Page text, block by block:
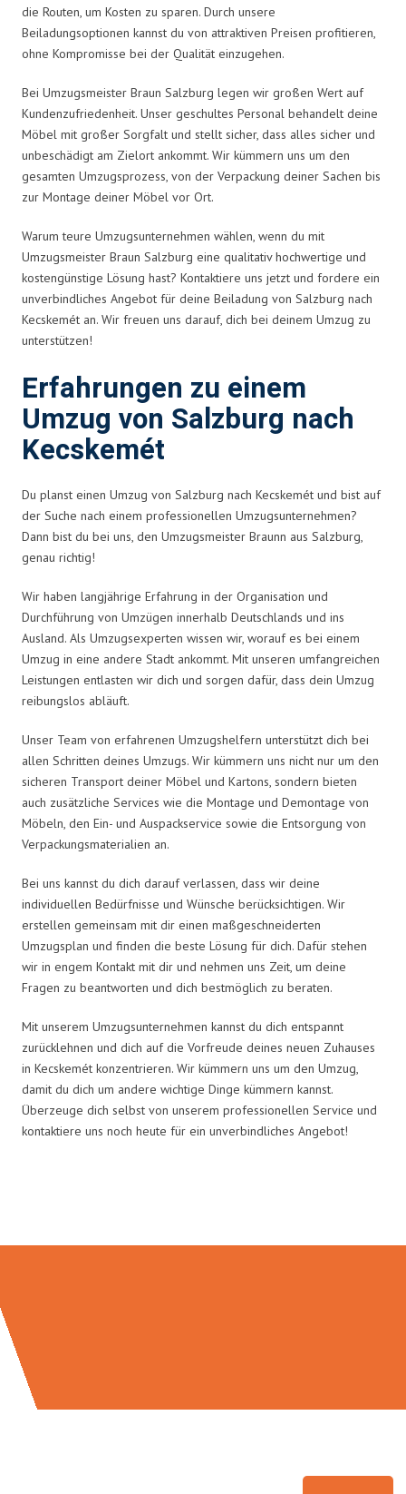
die Routen, um Kosten zu sparen. Durch unsere
Beiladungsoptionen kannst du von attraktiven Preisen profitieren,
ohne Kompromisse bei der Qualität einzugehen.
Bei Umzugsmeister Braun Salzburg legen wir großen Wert auf
Kundenzufriedenheit. Unser geschultes Personal behandelt deine
Möbel mit großer Sorgfalt und stellt sicher, dass alles sicher und
unbeschädigt am Zielort ankommt. Wir kümmern uns um den
gesamten Umzugsprozess, von der Verpackung deiner Sachen bis
zur Montage deiner Möbel vor Ort.
Warum teure Umzugsunternehmen wählen, wenn du mit
Umzugsmeister Braun Salzburg eine qualitativ hochwertige und
kostengünstige Lösung hast? Kontaktiere uns jetzt und fordere ein
unverbindliches Angebot für deine Beiladung von Salzburg nach
Kecskemét an. Wir freuen uns darauf, dich bei deinem Umzug zu
unterstützen!
Erfahrungen zu einem
Umzug von Salzburg nach
Kecskemét
Du planst einen Umzug von Salzburg nach Kecskemét und bist auf
der Suche nach einem professionellen Umzugsunternehmen?
Dann bist du bei uns, den Umzugsmeister Braunn aus Salzburg,
genau richtig!
Wir haben langjährige Erfahrung in der Organisation und
Durchführung von Umzügen innerhalb Deutschlands und ins
Ausland. Als Umzugsexperten wissen wir, worauf es bei einem
Umzug in eine andere Stadt ankommt. Mit unseren umfangreichen
Leistungen entlasten wir dich und sorgen dafür, dass dein Umzug
reibungslos abläuft.
Unser Team von erfahrenen Umzugshelfern unterstützt dich bei
allen Schritten deines Umzugs. Wir kümmern uns nicht nur um den
sicheren Transport deiner Möbel und Kartons, sondern bieten
auch zusätzliche Services wie die Montage und Demontage von
Möbeln, den Ein- und Auspackservice sowie die Entsorgung von
Verpackungsmaterialien an.
Bei uns kannst du dich darauf verlassen, dass wir deine
individuellen Bedürfnisse und Wünsche berücksichtigen. Wir
erstellen gemeinsam mit dir einen maßgeschneiderten
Umzugsplan und finden die beste Lösung für dich. Dafür stehen
wir in engem Kontakt mit dir und nehmen uns Zeit, um deine
Fragen zu beantworten und dich bestmöglich zu beraten.
Mit unserem Umzugsunternehmen kannst du dich entspannt
zurücklehnen und dich auf die Vorfreude deines neuen Zuhauses
in Kecskemét konzentrieren. Wir kümmern uns um den Umzug,
damit du dich um andere wichtige Dinge kümmern kannst.
Überzeuge dich selbst von unserem professionellen Service und
kontaktiere uns noch heute für ein unverbindliches Angebot!